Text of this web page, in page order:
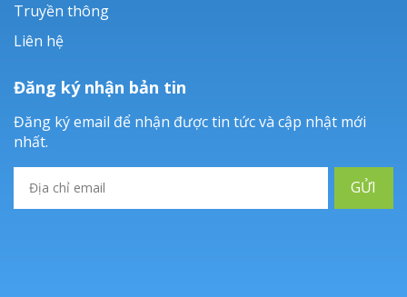
Truyền thông
Liên hệ
Đăng ký nhận bản tin
Đăng ký email để nhận được tin tức và cập nhật mới
nhất.
GỬI